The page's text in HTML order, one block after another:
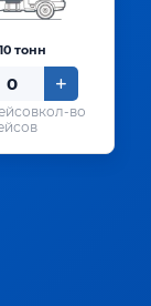
тонн
кол-во